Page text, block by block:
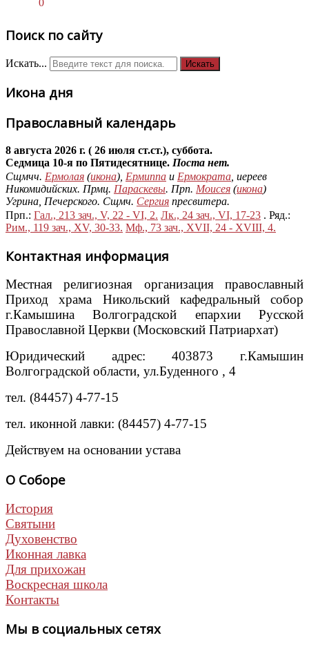
0
Поиск по сайту
Искать... Искать
Икона дня
Православный календарь
8 августа 2026 г. ( 26 июля ст.ст.), суббота.
Седмица 10-я по Пятидесятнице. Поста нет.
Сщмчч. Ермолая (икона), Ермиппа и Ермократа , иереев
Никомидийских. Прмц. Параскевы. Прп. Моисея (икона)
Угрина, Печерского. Сщмч. Сергия пресвитера.
Прп.: Гал., 213 зач., V, 22 - VI, 2. Лк., 24 зач., VI, 17-23 . Ряд.:
Рим., 119 зач., XV, 30-33. Мф., 73 зач., XVII, 24 - XVIII, 4.
Контактная информация
Местная религиозная организация православный
Приход храма Никольский кафедральный собор
г.Камышина Волгоградской епархии Русской
Православной Церкви (Московский Патриархат)
Юридический адрес: 403873 г.Камышин
Волгоградской области, ул.Буденного , 4
тел. (84457) 4-77-15
тел. иконной лавки: (84457) 4-77-15
Действуем на основании устава
О Соборе
История
Святыни
Духовенство
Иконная лавка
Для прихожан
Воскресная школа
Контакты
Мы в социальных сетях